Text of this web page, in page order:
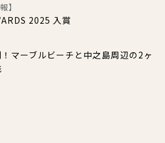
】
2025 入賞
マーブルビーチと中之島周辺の2ヶ